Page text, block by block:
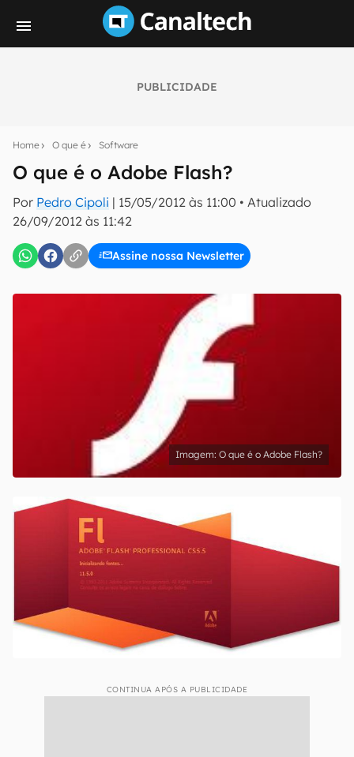
PUBLICIDADE
Home O que é Software
O que é o Adobe Flash?
Por Pedro Cipoli | 15/05/2012 às 11:00 • Atualizado
26/09/2012 às 11:42
Assine nossa Newsletter
notícias e reviews sobre tecnologia em primeira
E-mail
inscreva-se
Confirmo que li, aceito e concordo com os
Uso e Política de Privacidade do Canaltech.
O que é o Adobe Flash?
CONTINUA APÓS A PUBLICIDADE